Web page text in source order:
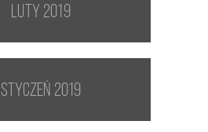
luty 2019
styczeń 2019